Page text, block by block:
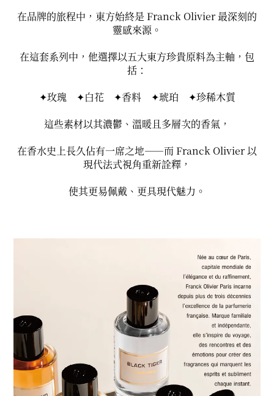
在品牌的旅程中，東方始終是 Franck Olivier 最深刻的
靈感來源。
在這套系列中，他選擇以五大東方珍貴原料為主軸，包
括：
✦玫瑰 ✦白花 ✦香料 ✦琥珀 ✦珍稀木質
這些素材以其濃鬱、溫暖且多層次的香氣，
在香水史上長久佔有一席之地——而 Franck Olivier 以
現代法式視角重新詮釋，
使其更易佩戴、更具現代魅力。